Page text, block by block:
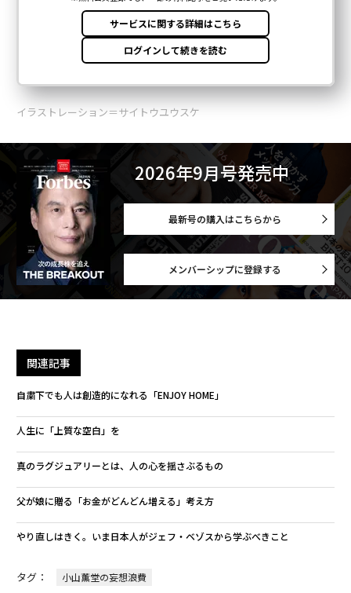
イラストレーション＝サイトウユウスケ
2026年9月号発売中
最新号の購入はこちらから
メンバーシップに登録する
関連記事
自粛下でも人は創造的になれる「ENJOY HOME」
人生に「上質な空白」を
真のラグジュアリーとは、人の心を揺さぶるもの
父が娘に贈る「お金がどんどん増える」考え方
やり直しはきく。いま日本人がジェフ・ベゾスから学ぶべきこと
タグ： 小山薫堂の妄想浪費